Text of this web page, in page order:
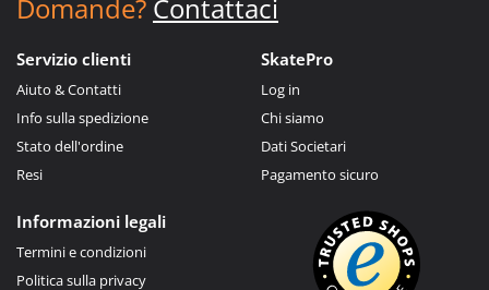
Domande? Contattaci
Servizio clienti
Aiuto & Contatti
Info sulla spedizione
Stato dell'ordine
Resi
SkatePro
Log in
Chi siamo
Dati Societari
Pagamento sicuro
Informazioni legali
Termini e condizioni
Politica sulla privacy